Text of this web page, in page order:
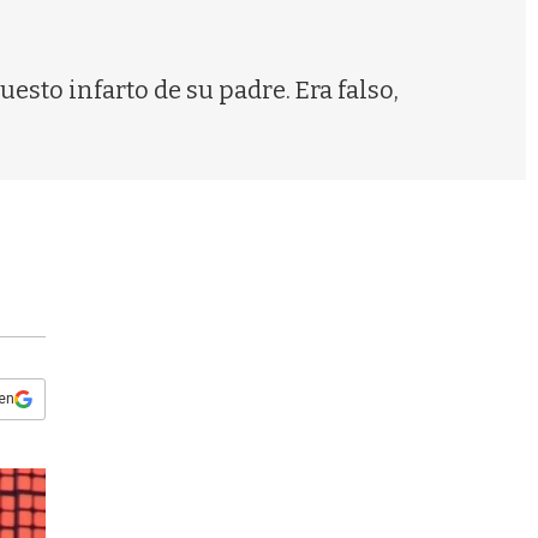
infarto de su padre. Era falso,